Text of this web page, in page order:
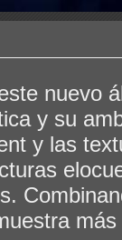
nuevo
y su
y las